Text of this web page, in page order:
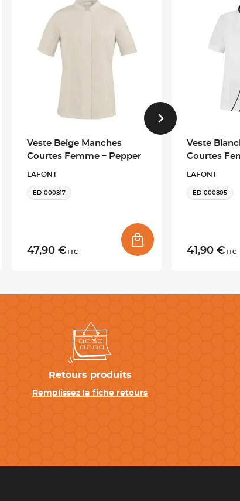
Veste Beige Manches
Courtes Femme – Pepper
LAFONT
ED-000817
47,90 €TTC
Veste
Courtes
LAFONT
ED-000805
41,90 €TTC
Retours produits
Remplissez la fiche retours